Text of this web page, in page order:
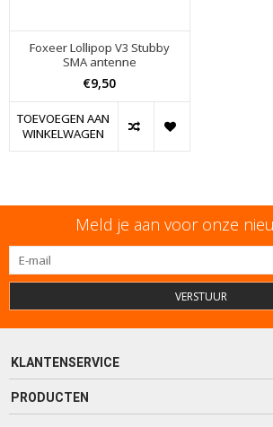
Foxeer Lollipop V3 Stubby
SMA antenne
€9,50
TOEVOEGEN AAN
WINKELWAGEN
Meld je aan voor onze
VERSTUUR
KLANTENSERVICE
PRODUCTEN